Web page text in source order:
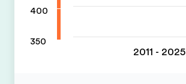
400
350
2011 - 2025